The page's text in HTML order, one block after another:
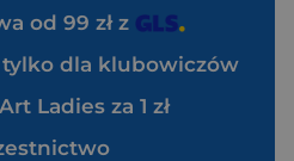
od 99 zł z
dla klubowiczów
Ladies za 1 zł